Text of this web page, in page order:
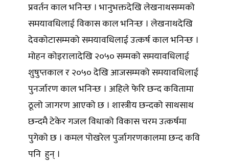
प्रवर्तन काल भनिन्छ । भानुभक्तदेखि लेखनाथसम्मको
समयावधिलाई विकास काल भनिन्छ । लेखनाथदेखि
देवकोटासम्मको समयावधिलाई उत्कर्ष काल भनिन्छ ।
मोहन कोइरालादेखि २०५० सम्मको समयावधिलाई
शुषुप्तकाल र २०५० देखि आजसम्मको समयावधिलाई
पुनर्जारण काल भनिन्छ । अहिले फेरि छन्द कवितामा
ठूलो जागरण आएको छ । शास्त्रीय छन्दको साथसाथ
छन्दमै टेकेर गजल विधाको विकास चरम उत्कर्षमा
पुगेको छ । कमल पोखरेल पुर्जागरणकालमा छन्द कवि
पनि हुन् ।